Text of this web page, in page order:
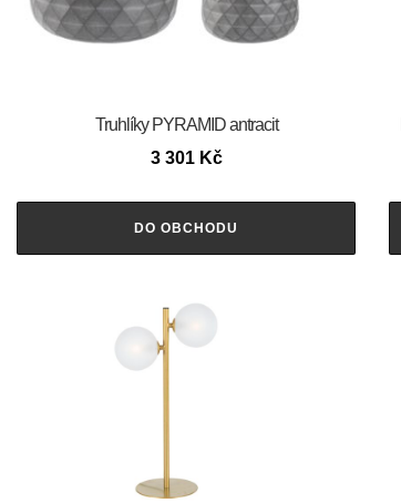
Truhlíky PYRAMID antracit
3 301 Kč
DO OBCHODU